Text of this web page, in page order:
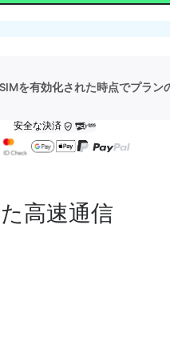
を有効化された時点でプラン
安全な決済
高速通信